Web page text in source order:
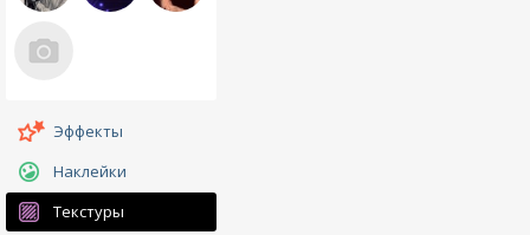
Эффекты
Наклейки
Текстуры